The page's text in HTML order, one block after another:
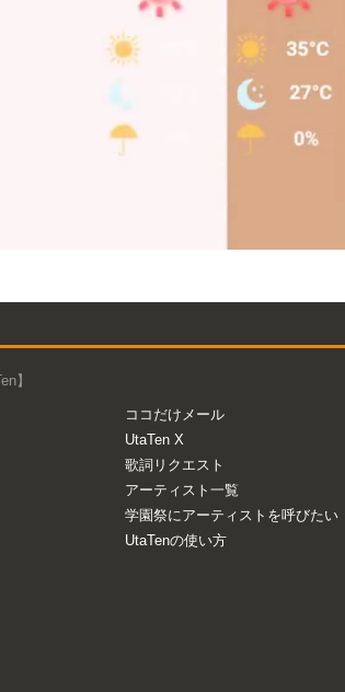
】
ココだけメール
UtaTen X
歌詞リクエスト
アーティスト一覧
学園祭にアーティストを呼びたい
UtaTenの使い方